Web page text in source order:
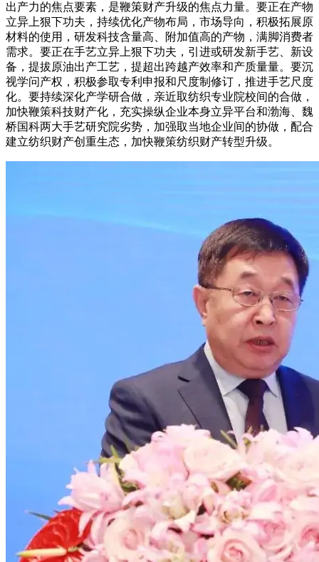
出产力的焦点要素，是鞭策财产升级的焦点力量。要正在产物
立异上狠下功夫，持续优化产物布局，市场导向，积极拓展原
材料的使用，研发科技含量高、附加值高的产物，满脚消费者
需求。要正在手艺立异上狠下功夫，引进或研发新手艺、新设
备，提拔原油出产工艺，提超出跨越产效率和产质量量。要沉
视学问产权，积极参取专利申报和尺度制修订，推进手艺尺度
化。要持续深化产学研合做，亲近取纺织专业院校间的合做，
加快鞭策科技财产化，充实操纵企业本身立异平台和渤海、魏
桥国科两大手艺研究院劣势，加强取当地企业间的协做，配合
建立纺织财产创重生态，加快鞭策纺织财产转型升级。